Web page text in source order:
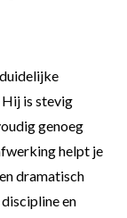
is stevig
genoeg
helpt je
dramatisch
en